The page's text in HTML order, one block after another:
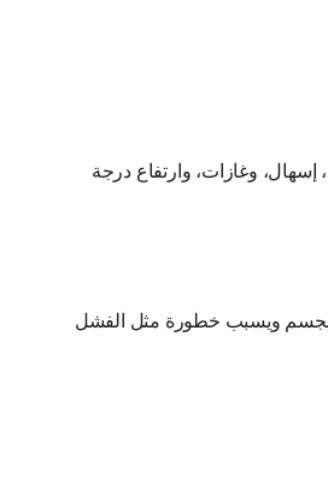
وغازات، وارتفاع درجة
ويسبب خطورة مثل الفشل